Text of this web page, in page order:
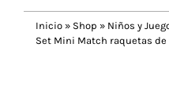
Tazas y botellas
Inicio » Shop » Niños y
Set Mini Match raquetas de